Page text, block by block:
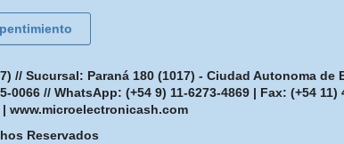
// Sucursal: Paraná 180 (1017) - Ciudad Autonoma de
0066 // WhatsApp: (+54 9) 11-6273-4869| Fax: (+54 11)
| www.microelectronicash.com
Reservados